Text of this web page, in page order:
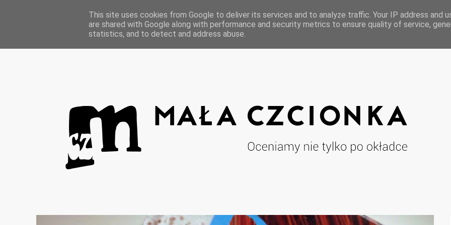
Strona głównaThis site uses cookies from Google to deliver its services and to analyze traffic. Your IP address and
are shared with Google along with performance and security metrics to ensure quality of service,
statistics, and to detect and address abuse.